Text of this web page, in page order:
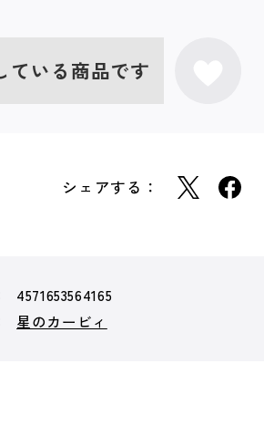
ている商品です
シェアする：
4571653564165
星のカービィ